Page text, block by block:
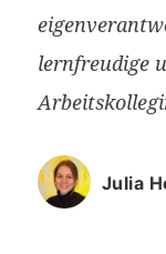
lernfreudige
Julia